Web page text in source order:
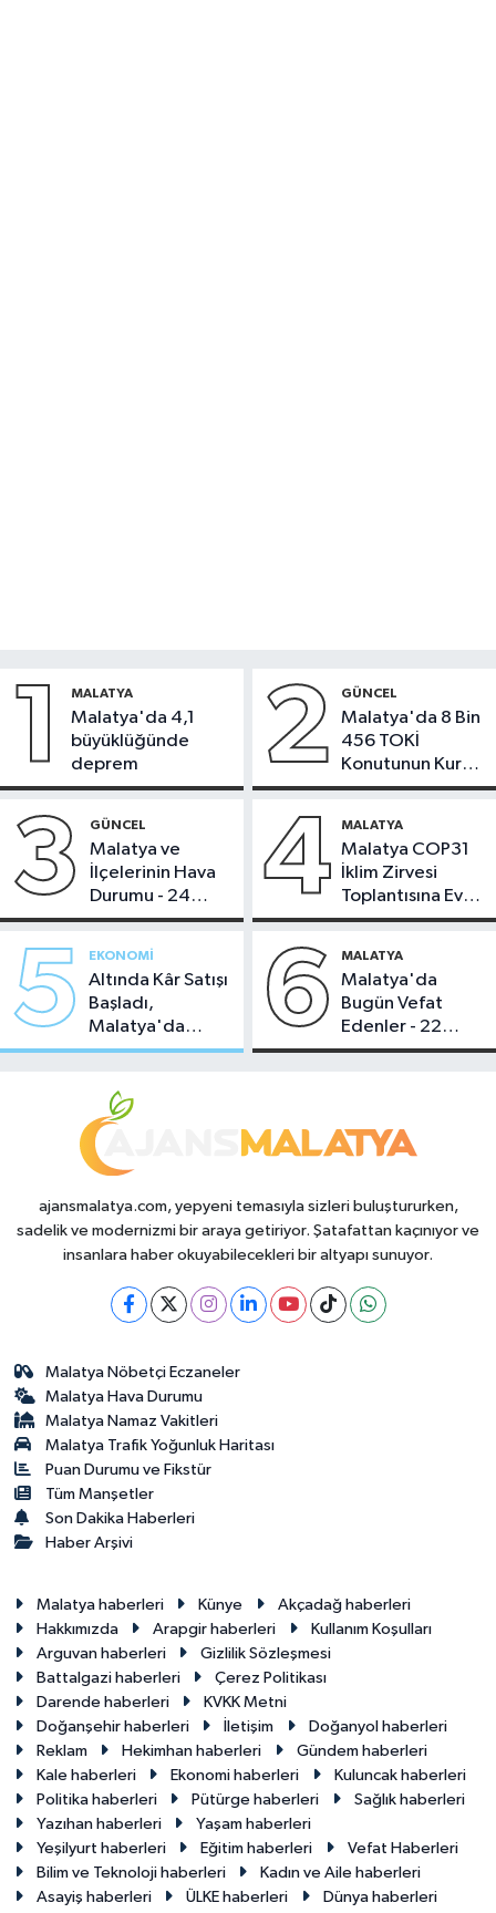
1 MALATYA
Malatya'da 4,1
büyüklüğünde
deprem
2 GÜNCEL
Malatya'da 8 Bin
456 TOKİ
Konutunun Kurası
Bugün Çekiliyor
3 GÜNCEL
Malatya ve
İlçelerinin Hava
Durumu - 24
Temmuz 2026
4 MALATYA
Malatya COP31
İklim Zirvesi
Toplantısına Ev
Sahipliği Yaptı
5 EKONOMI
Altında Kâr Satışı
Başladı,
Malatya'da
Makas Ne
6 MALATYA
Malatya'da
Bugün Vefat
Edenler - 22
Temmuz 2026
ajansmalatya.com, yepyeni temasıyla sizleri buluştururken,
sadelik ve modernizmi bir araya getiriyor. Şatafattan kaçınıyor ve
insanlara haber okuyabilecekleri bir altyapı sunuyor.
Malatya Nöbetçi Eczaneler
Malatya Hava Durumu
Malatya Namaz Vakitleri
Malatya Trafik Yoğunluk Haritası
Puan Durumu ve Fikstür
Tüm Manşetler
Son Dakika Haberleri
Haber Arşivi
Malatya haberleri Künye
Akçadağ haberleri
Hakkımızda
Arapgir haberleri
Kullanım Koşulları
Arguvan haberleri
Gizlilik Sözleşmesi
Battalgazi haberleri
Çerez Politikası
Darende haberleri
KVKK Metni
Doğanşehir haberleri
İletişim
Doğanyol haberleri
Reklam
Hekimhan haberleri
Gündem haberleri
Kale haberleri
Ekonomi haberleri
Kuluncak haberleri
Politika haberleri
Pütürge haberleri
Sağlık haberleri
Yazıhan haberleri
Yaşam haberleri
Yeşilyurt haberleri
Eğitim haberleri
Vefat Haberleri
Bilim ve Teknoloji haberleri
Kadın ve Aile haberleri
Asayiş haberleri
ÜLKE haberleri Dünya haberleri